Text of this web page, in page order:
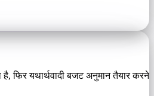
फिर यथार्थवादी बजट अनुमान तैयार करने